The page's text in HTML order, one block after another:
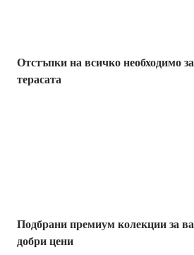
Отстъпки на всичко необходимо
терасата
Подбрани премиум колекции за
добри цени